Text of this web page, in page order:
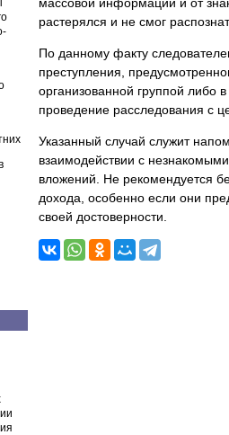
массовой информации и от
растерялся и не смог
По данному факту
преступления,
организованной группой либо
проведение расследования с
Указанный случай служит
взаимодействии с
вложений. Не рекомендуется
дохода, особенно если они
своей достоверности.